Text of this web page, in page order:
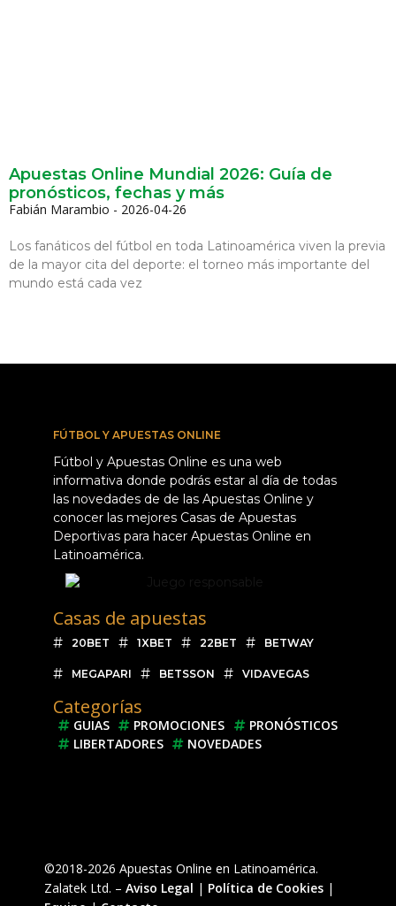
Apuestas Online Mundial 2026: Guía de
pronósticos, fechas y más
Fabián Marambio 2026-04-26
Los fanáticos del fútbol en toda Latinoamérica viven la previa
de la mayor cita del deporte: el torneo más importante del
mundo está cada vez
FÚTBOL Y APUESTAS ONLINE
Fútbol y Apuestas Online es una web
informativa donde podrás estar al día de todas
las novedades de de las Apuestas Online y
conocer las mejores Casas de Apuestas
Deportivas para hacer Apuestas Online en
Latinoamérica.
Casas de apuestas
20BET 1XBET 22BET BETWAY
MEGAPARI BETSSON VIDAVEGAS
Categorías
GUIAS PROMOCIONES
PRONÓSTICOS
LIBERTADORES
NOVEDADES
©2018-2026 Apuestas Online en Latinoamérica.
Zalatek Ltd. – Aviso Legal | Política de Cookies |